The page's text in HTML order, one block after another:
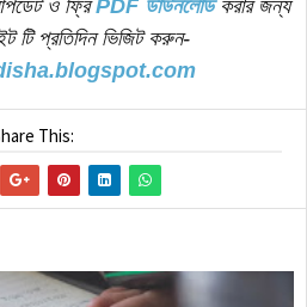
আপডেট ও ফ্রিPDF ডাউনলোডকরার জন্য
টি প্রতিদিন ভিজিট করুন-
This: